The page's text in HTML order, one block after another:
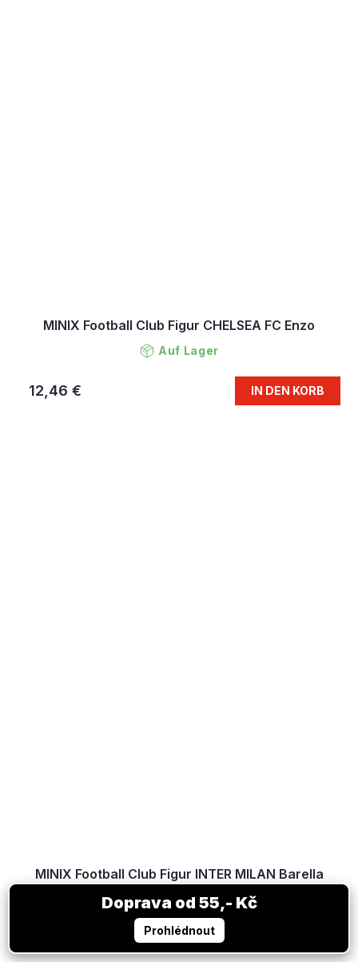
MINIX Football Club Figur CHELSEA FC Enzo
Auf Lager
12,46 € IN DEN KORB
MINIX Football Club Figur INTER MILAN Barella
Auf Lager